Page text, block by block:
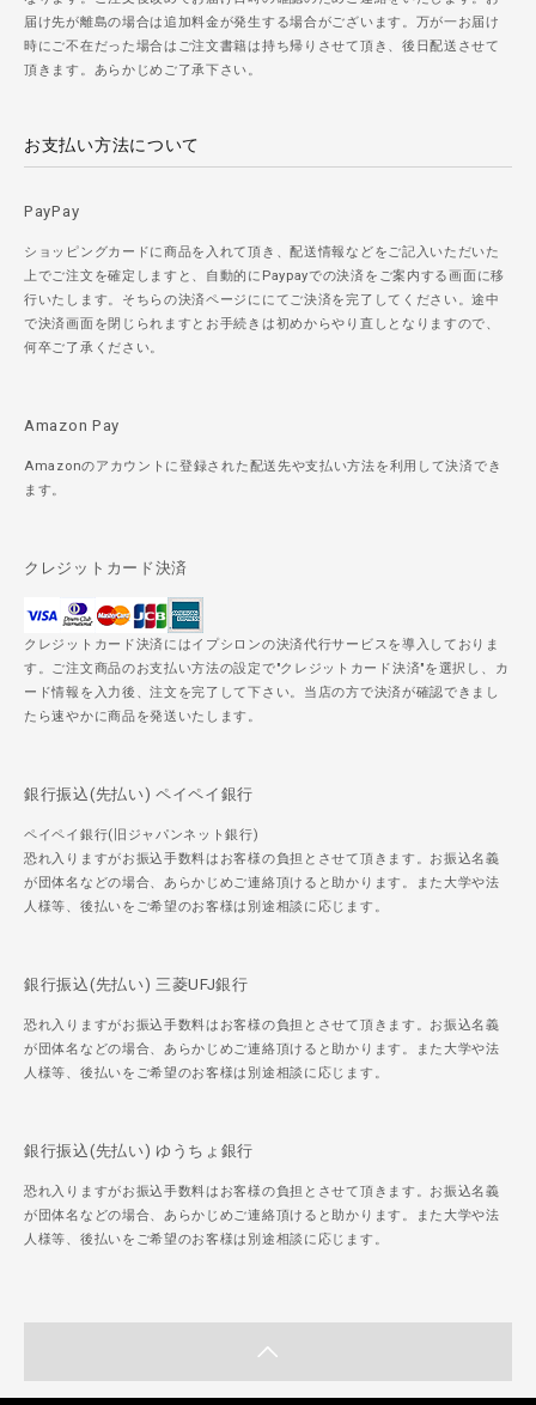
届け先が離島の場合は追加料金が発生する場合がございます。万が一お届け
時にご不在だった場合はご注文書籍は持ち帰りさせて頂き、後日配送させて
頂きます。あらかじめご了承下さい。
お支払い方法について
PayPay
ショッピングカードに商品を入れて頂き、配送情報などをご記入いただいた
上でご注文を確定しますと、自動的にPaypayでの決済をご案内する画面に移
行いたします。そちらの決済ページににてご決済を完了してください。途中
で決済画面を閉じられますとお手続きは初めからやり直しとなりますので、
何卒ご了承ください。
Amazon Pay
Amazonのアカウントに登録された配送先や支払い方法を利用して決済でき
ます。
クレジットカード決済
クレジットカード決済にはイプシロンの決済代行サービスを導入しておりま
す。ご注文商品のお支払い方法の設定で"クレジットカード決済"を選択し、カ
ード情報を入力後、注文を完了して下さい。当店の方で決済が確認できまし
たら速やかに商品を発送いたします。
銀行振込(先払い) ペイペイ銀行
ペイペイ銀行(旧ジャパンネット銀行)
恐れ入りますがお振込手数料はお客様の負担とさせて頂きます。お振込名義
が団体名などの場合、あらかじめご連絡頂けると助かります。また大学や法
人様等、後払いをご希望のお客様は別途相談に応じます。
銀行振込(先払い) 三菱UFJ銀行
恐れ入りますがお振込手数料はお客様の負担とさせて頂きます。お振込名義
が団体名などの場合、あらかじめご連絡頂けると助かります。また大学や法
人様等、後払いをご希望のお客様は別途相談に応じます。
銀行振込(先払い) ゆうちょ銀行
恐れ入りますがお振込手数料はお客様の負担とさせて頂きます。お振込名義
が団体名などの場合、あらかじめご連絡頂けると助かります。また大学や法
人様等、後払いをご希望のお客様は別途相談に応じます。